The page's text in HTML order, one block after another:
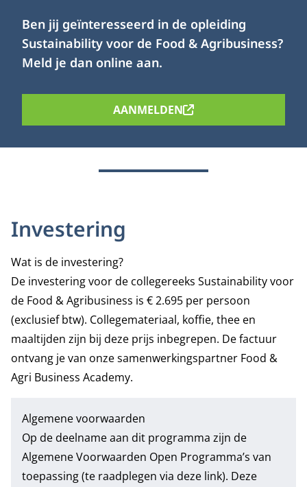
Ben jij geïnteresseerd in de opleiding
Sustainability voor de Food & Agribusiness?
Meld je dan online aan.
AANMELDEN
Investering
Wat is de investering?
De investering voor de collegereeks Sustainability voor
de Food & Agribusiness is € 2.695 per persoon
(exclusief btw). Collegemateriaal, koffie, thee en
maaltijden zijn bij deze prijs inbegrepen. De factuur
ontvang je van onze samenwerkingspartner Food &
Agri Business Academy.
Algemene voorwaarden
Op de deelname aan dit programma zijn de
Algemene Voorwaarden Open Programma’s van
toepassing (te raadplegen via deze link). Deze